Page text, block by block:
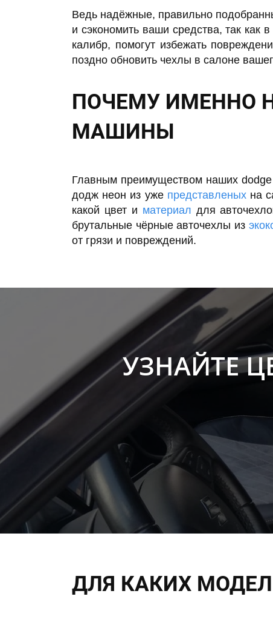
Ведь надёжные, правильно
и сэкономить ваши средства, так
калибр, помогут избежать
поздно обновить чехлы в салоне
ПОЧЕМУ ИМЕННО
МАШИНЫ
Главным преимуществом наших
додж неон из уже представленыхна
какой цвет и материал для
брутальные чёрные авточехлы из
от грязи и повреждений.
УЗНАЙТЕ
ДЛЯ КАКИХ